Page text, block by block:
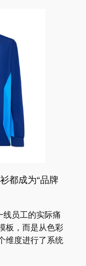
都成为“品牌
线员工的实际痛
板，而是从色彩
维度进行了系统